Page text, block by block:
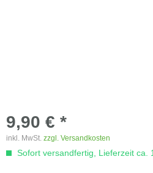
9,90 € *
inkl. MwSt. zzgl. Versandkosten
Sofort versandfertig, Lieferzeit ca.